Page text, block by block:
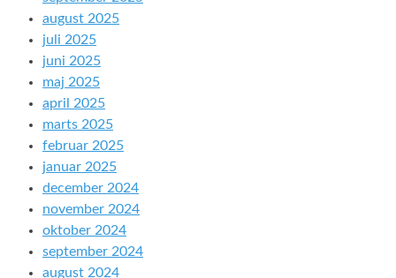
august 2025
juli 2025
juni 2025
maj 2025
april 2025
marts 2025
februar 2025
januar 2025
december 2024
november 2024
oktober 2024
september 2024
august 2024